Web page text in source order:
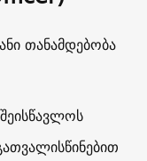
თანამდებობა